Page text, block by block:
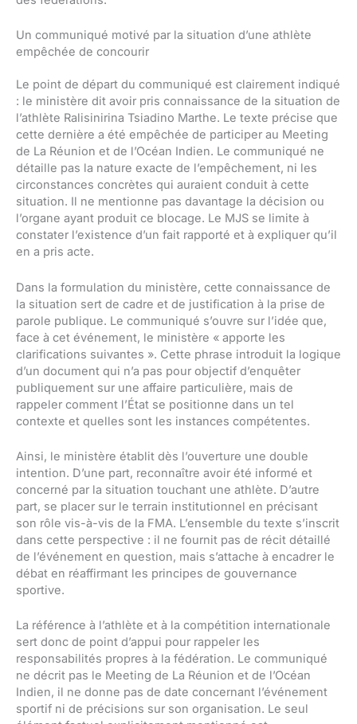
Un communiqué motivé par la situation d’une athlète
empêchée de concourir
Le point de départ du communiqué est clairement indiqué
: le ministère dit avoir pris connaissance de la situation de
l’athlète Ralisinirina Tsiadino Marthe. Le texte précise que
cette dernière a été empêchée de participer au Meeting
de La Réunion et de l’Océan Indien. Le communiqué ne
détaille pas la nature exacte de l’empêchement, ni les
circonstances concrètes qui auraient conduit à cette
situation. Il ne mentionne pas davantage la décision ou
l’organe ayant produit ce blocage. Le MJS se limite à
constater l’existence d’un fait rapporté et à expliquer qu’il
en a pris acte.
Dans la formulation du ministère, cette connaissance de
la situation sert de cadre et de justification à la prise de
parole publique. Le communiqué s’ouvre sur l’idée que,
face à cet événement, le ministère « apporte les
clarifications suivantes ». Cette phrase introduit la logique
d’un document qui n’a pas pour objectif d’enquêter
publiquement sur une affaire particulière, mais de
rappeler comment l’État se positionne dans un tel
contexte et quelles sont les instances compétentes.
Ainsi, le ministère établit dès l’ouverture une double
intention. D’une part, reconnaître avoir été informé et
concerné par la situation touchant une athlète. D’autre
part, se placer sur le terrain institutionnel en précisant
son rôle vis-à-vis de la FMA. L’ensemble du texte s’inscrit
dans cette perspective : il ne fournit pas de récit détaillé
de l’événement en question, mais s’attache à encadrer le
débat en réaffirmant les principes de gouvernance
sportive.
La référence à l’athlète et à la compétition internationale
sert donc de point d’appui pour rappeler les
responsabilités propres à la fédération. Le communiqué
ne décrit pas le Meeting de La Réunion et de l’Océan
Indien, il ne donne pas de date concernant l’événement
sportif ni de précisions sur son organisation. Le seul